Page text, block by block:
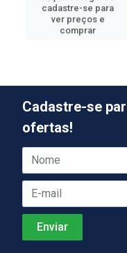
cadastre-se para
ver preços e
comprar
Cadastre-se
ofertas!